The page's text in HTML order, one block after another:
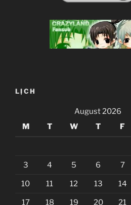
LỊCH
August 2026
M
T W T F
3 4 5 6 7
10 11 12 13 14
17 18 19 20 21